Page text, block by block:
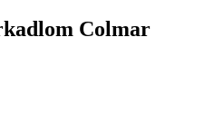
Colmar